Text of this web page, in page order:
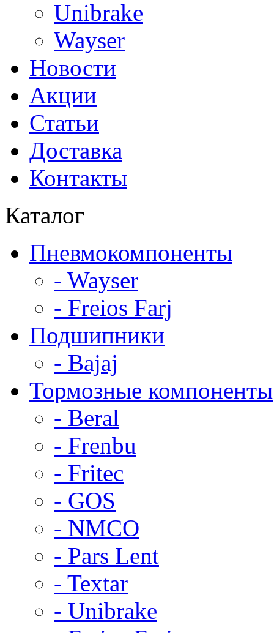
Unibrake
Wayser
Новости
Акции
Статьи
Доставка
Контакты
Каталог
Пневмокомпоненты
- Wayser
- Freios Farj
Подшипники
- Bajaj
Тормозные компоненты
- Beral
- Frenbu
- Fritec
- GOS
- NMCO
- Pars Lent
- Textar
- Unibrake